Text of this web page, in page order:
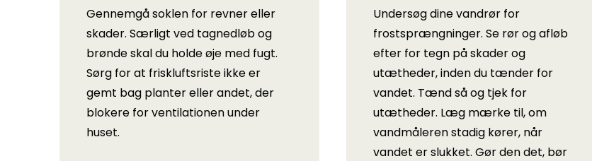
Gennemgå soklen for revner eller
skader. Særligt ved tagnedløb og
brønde skal du holde øje med fugt.
Sørg for at friskluftsriste ikke er
gemt bag planter eller andet, der
blokere for ventilationen under
huset.
Undersøg dine vandrør for
frostsprængninger. Se rør og afløb
efter for tegn på skader og
utætheder, inden du tænder for
vandet. Tænd så og tjek for
utætheder. Læg mærke til, om
vandmåleren stadig kører, når
vandet er slukket. Gør den det, bør